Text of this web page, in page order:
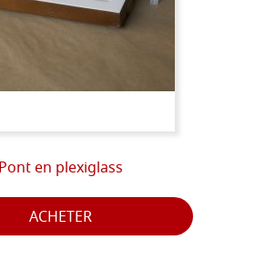
Pont en plexiglass
ACHETER